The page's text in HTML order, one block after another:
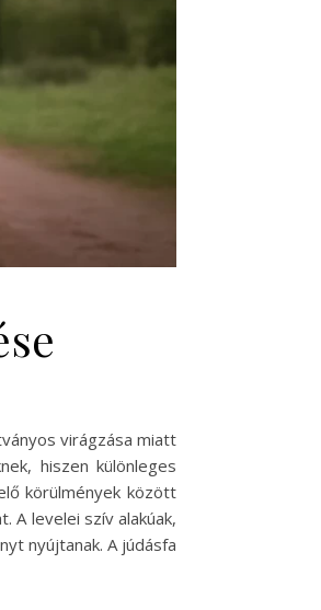
virágzása miatt
hiszen különleges
körülmények között
A levelei szív alakúak,
nyújtanak. A júdásfa